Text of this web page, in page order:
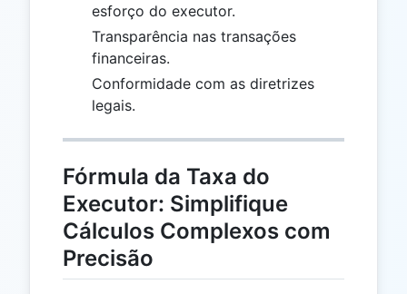
esforço do executor.
Transparência nas transações
financeiras.
Conformidade com as diretrizes
legais.
Fórmula da Taxa do
Executor: Simplifique
Cálculos Complexos com
Precisão